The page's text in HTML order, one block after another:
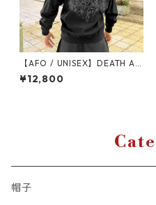
【AFO / UNISEX】DEATH AN
GEL HOODIE デス エンジェル
ス プルオーバーパーカー ウラ
¥12,800
帽子